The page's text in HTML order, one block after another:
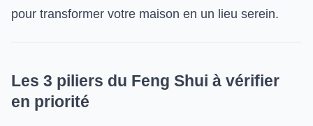
pour transformer votre maison en un lieu serein.
Les 3 piliers du Feng Shui à vérifier
en priorité